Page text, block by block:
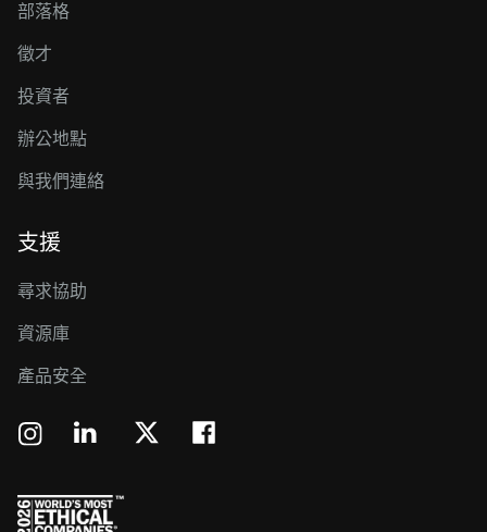
部落格
徵才
投資者
辦公地點
與我們連絡
支援
尋求協助
資源庫
產品安全